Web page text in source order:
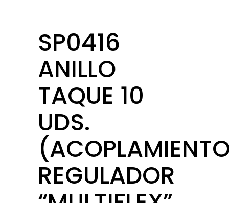
SP0416
ANILLO
TAQUE 10
UDS.
REGULADOR